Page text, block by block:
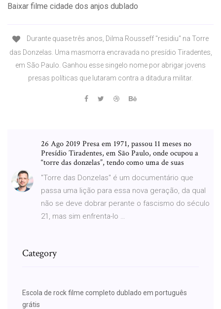
Baixar filme cidade dos anjos dublado
Durante quase três anos, Dilma Rousseff "residiu" na Torre
das Donzelas. Uma masmorra encravada no presídio Tiradentes,
em São Paulo. Ganhou esse singelo nome por abrigar jovens
presas políticas que lutaram contra a ditadura militar.
26 Ago 2019 Presa em 1971, passou 11 meses no
Presídio Tiradentes, em São Paulo, onde ocupou a
“torre das donzelas”, tendo como uma de suas
"Torre das Donzelas" é um documentário que
passa uma lição para essa nova geração, da qual
não se deve dobrar perante o fascismo do século
21, mas sim enfrenta-lo …
Category
Escola de rock filme completo dublado em português
grátis